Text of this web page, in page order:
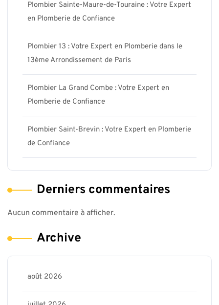
Plombier Sainte-Maure-de-Touraine : Votre Expert
en Plomberie de Confiance
Plombier 13 : Votre Expert en Plomberie dans le
13ème Arrondissement de Paris
Plombier La Grand Combe : Votre Expert en
Plomberie de Confiance
Plombier Saint-Brevin : Votre Expert en Plomberie
de Confiance
Derniers commentaires
Aucun commentaire à afficher.
Archive
août 2026